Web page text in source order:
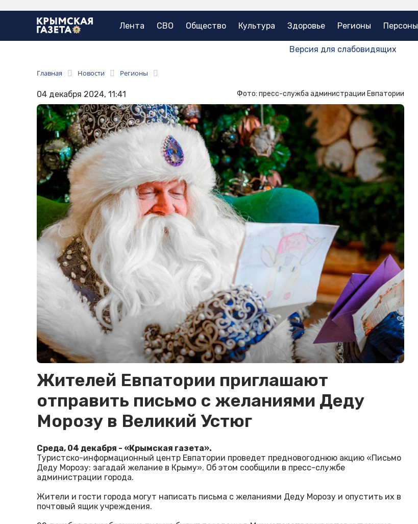
Лента СВО Общество Культура Здоровье Регионы Персоны
Версия для слабовидящих
Главная Новости Регионы
04 декабря 2024, 11:41 Фото: пресс-служба администрации Евпатории
Жителей Евпатории приглашают
отправить письмо с желаниями Деду
Морозу в Великий Устюг
Среда, 04 декабря - «Крымская газета».
Туристско-информационный центр Евпатории проведет предновогоднюю акцию «Письмо
Деду Морозу: загадай желание в Крыму». Об этом сообщили в пресс-службе
администрации города.
Жители и гости города могут написать письма с желаниями Деду Морозу и опустить их в
почтовый ящик учреждения.